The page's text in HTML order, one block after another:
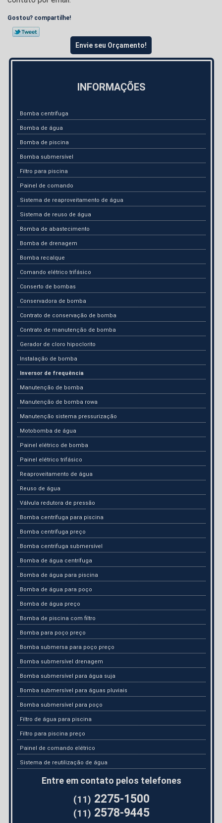
Gostou? compartilhe!
Envie seu Orçamento!
INFORMAÇÕES
Bomba centrífuga
Bomba de água
Bomba de piscina
Bomba submersível
Filtro para piscina
Painel de comando
Sistema de reaproveitamento de água
Sistema de reuso de água
Bomba de abastecimento
Bomba de drenagem
Bomba recalque
Comando elétrico trifásico
Conserto de bombas
Conservadora de bomba
Contrato de conservação de bomba
Contrato de manutenção de bomba
Gerador de cloro hipoclorito
Instalação de bomba
Inversor de frequência
Manutenção de bomba
Manutenção de bomba rowa
Manutenção sistema pressurização
Motobomba de água
Painel elétrico de bomba
Painel elétrico trifásico
Reaproveitamento de água
Reuso de água
Válvula redutora de pressão
Bomba centrífuga para piscina
Bomba centrífuga preço
Bomba centrifuga submersível
Bomba de água centrífuga
Bomba de água para piscina
Bomba de água para poço
Bomba de água preço
Bomba de piscina com filtro
Bomba para poço preço
Bomba submersa para poço preço
Bomba submersível drenagem
Bomba submersível para água suja
Bomba submersível para águas pluviais
Bomba submersível para poço
Filtro de água para piscina
Filtro para piscina preço
Painel de comando elétrico
Sistema de reutilização de água
Entre em contato pelos telefones
(11) 2275-1500
(11) 2578-9445